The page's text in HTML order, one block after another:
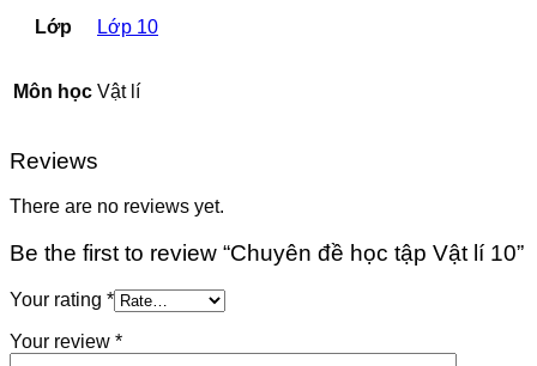
Lớp Lớp 10
Môn học Vật lí
Reviews
There are no reviews yet.
Be the first to review “Chuyên đề học tập Vật lí 10”
Your rating *
Your review *